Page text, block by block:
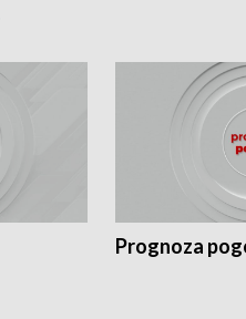
Prognoza